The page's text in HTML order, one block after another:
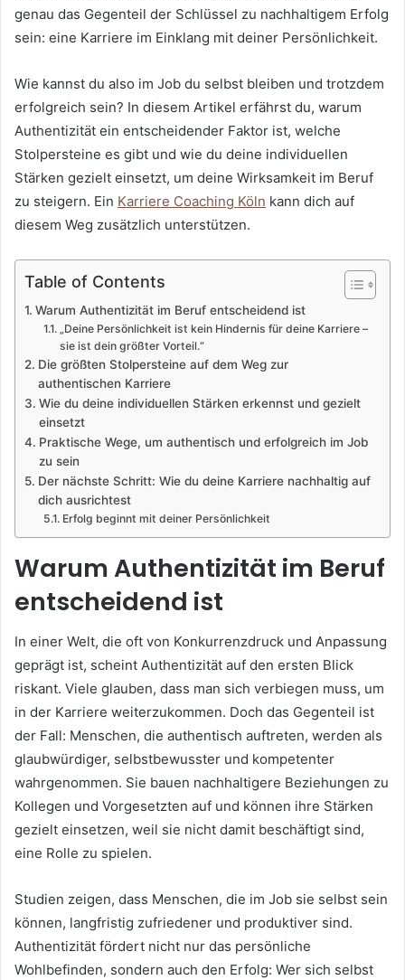
genau das Gegenteil der Schlüssel zu nachhaltigem Erfolg
sein: eine Karriere im Einklang mit deiner Persönlichkeit.
Wie kannst du also im Job du selbst bleiben und trotzdem
erfolgreich sein? In diesem Artikel erfährst du, warum
Authentizität ein entscheidender Faktor ist, welche
Stolpersteine es gibt und wie du deine individuellen
Stärken gezielt einsetzt, um deine Wirksamkeit im Beruf
zu steigern. Ein Karriere Coaching Köln kann dich auf
diesem Weg zusätzlich unterstützen.
Table of Contents
Warum Authentizität im Beruf entscheidend ist
„Deine Persönlichkeit ist kein Hindernis für deine Karriere –
sie ist dein größter Vorteil.“
Die größten Stolpersteine auf dem Weg zur
authentischen Karriere
Wie du deine individuellen Stärken erkennst und gezielt
einsetzt
Praktische Wege, um authentisch und erfolgreich im Job
zu sein
Der nächste Schritt: Wie du deine Karriere nachhaltig auf
dich ausrichtest
Erfolg beginnt mit deiner Persönlichkeit
Warum Authentizität im Beruf
entscheidend ist
In einer Welt, die oft von Konkurrenzdruck und Anpassung
geprägt ist, scheint Authentizität auf den ersten Blick
riskant. Viele glauben, dass man sich verbiegen muss, um
in der Karriere weiterzukommen. Doch das Gegenteil ist
der Fall: Menschen, die authentisch auftreten, werden als
glaubwürdiger, selbstbewusster und kompetenter
wahrgenommen. Sie bauen nachhaltigere Beziehungen zu
Kollegen und Vorgesetzten auf und können ihre Stärken
gezielt einsetzen, weil sie nicht damit beschäftigt sind,
eine Rolle zu spielen.
Studien zeigen, dass Menschen, die im Job sie selbst sein
können, langfristig zufriedener und produktiver sind.
Authentizität fördert nicht nur das persönliche
Wohlbefinden, sondern auch den Erfolg: Wer sich selbst